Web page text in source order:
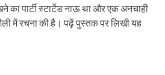
का पार्टी स्टार्टेड नाऊ था और एक अनचाही
में रचना की है। पढ़ें पुस्तक पर लिखी यह